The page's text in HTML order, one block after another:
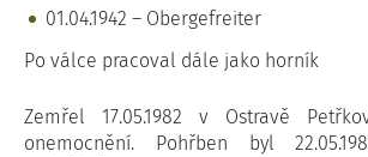
01.04.1942 – Obergefreiter
Po válce pracoval dále jako horník
Zemřel 17.05.1982 v Ostravě
onemocnění. Pohřben byl